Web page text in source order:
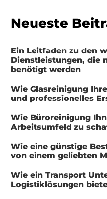
Neueste
Ein Leitfaden zu den
Dienstleistungen, die
benötigt werden
Wie Glasreinigung
und professionelles
Wie Büroreinigung
Arbeitsumfeld zu
Wie eine günstige
von einem geliebten
Wie ein Transport
Logistiklösungen